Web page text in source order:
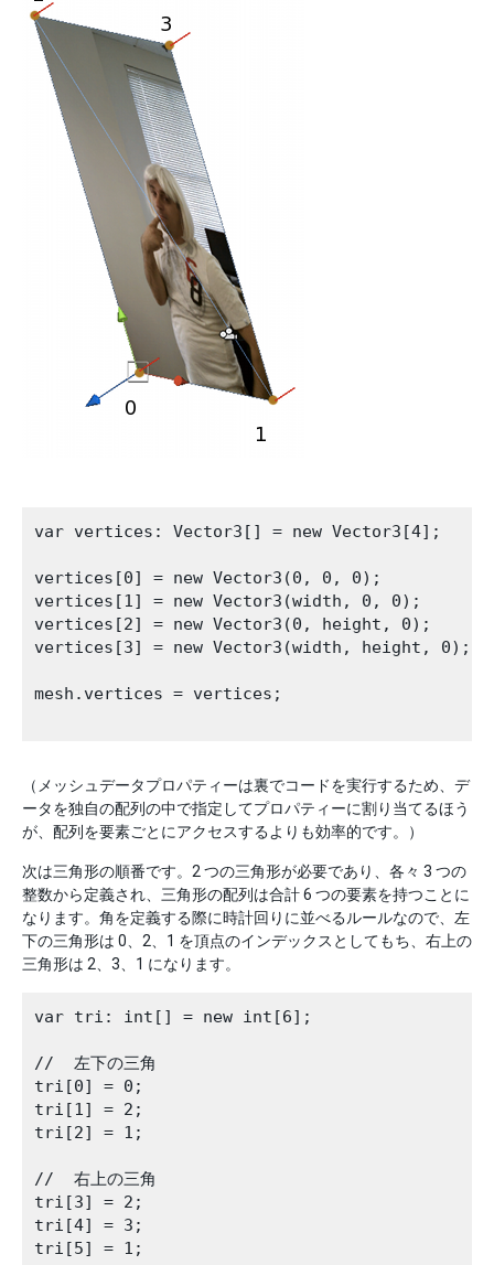
var vertices: Vector3[] = new Vector3[4];
vertices[0] = new Vector3(0, 0, 0);
vertices[1] = new Vector3(width, 0, 0);
vertices[2] = new Vector3(0, height, 0);
vertices[3] = new Vector3(width, height, 0);
mesh.vertices = vertices;
（メッシュデータプロパティーは裏でコードを実行するため、デ
ータを独自の配列の中で指定してプロパティーに割り当てるほう
が、配列を要素ごとにアクセスするよりも効率的です。）
次は三角形の順番です。2 つの三角形が必要であり、各々 3 つの
整数から定義され、三角形の配列は合計 6 つの要素を持つことに
なります。角を定義する際に時計回りに並べるルールなので、左
下の三角形は 0、2、1 を頂点のインデックスとしてもち、右上の
三角形は 2、3、1 になります。
var tri: int[] = new int[6];
//  左下の三角
tri[0] = 0;
tri[1] = 2;
tri[2] = 1;
//  右上の三角
tri[3] = 2;
tri[4] = 3;
tri[5] = 1;